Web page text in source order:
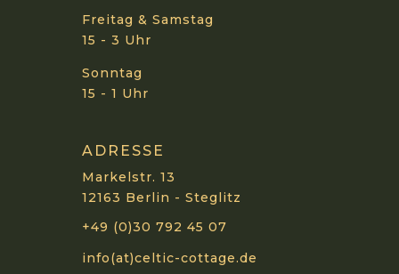
Freitag & Samstag
15 - 3 Uhr
Sonntag
15 - 1 Uhr
ADRESSE
Markelstr. 13
12163 Berlin - Steglitz
+49 (0)30 792 45 07
info(at)celtic-cottage.de